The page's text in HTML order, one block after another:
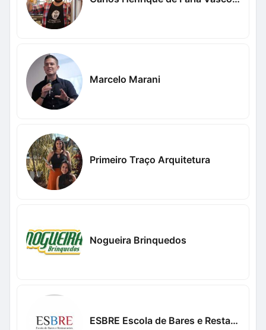
Marcelo Marani
Primeiro Traço Arquitetura
Nogueira Brinquedos
ESBRE Escola de Bares e Restaurantes